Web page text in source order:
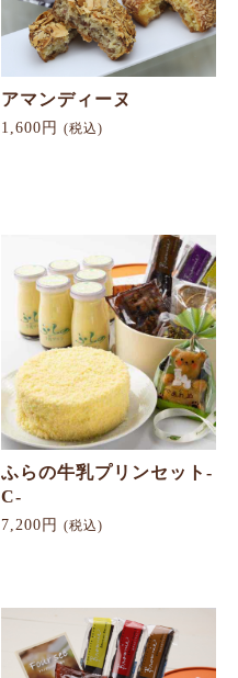
アマンディーヌ
1,600円 (税込)
ふらの牛乳プリンセット-
C-
7,200円 (税込)